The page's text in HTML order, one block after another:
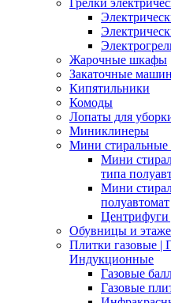
Грелки
Жарочные шкафы
Закаточные
Кипятильники
Комоды
Лопаты для
Миниклинеры
Мини
Мини
типа
Мини
полуавтомат
Центрифуги
Обувницы и
Плитки газовые |
Индукционные
Газовые
Газовые